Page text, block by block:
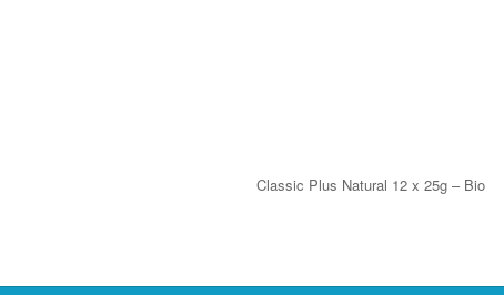
Classic Plus Natural 12 x 25g – Bio